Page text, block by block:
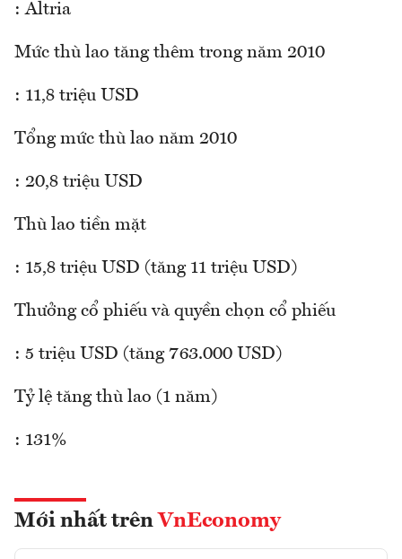
: Altria
Mức thù lao tăng thêm trong năm 2010
: 11,8 triệu USD
Tổng mức thù lao năm 2010
: 20,8 triệu USD
Thù lao tiền mặt
: 15,8 triệu USD (tăng 11 triệu USD)
Thưởng cổ phiếu và quyền chọn cổ phiếu
: 5 triệu USD (tăng 763.000 USD)
Tỷ lệ tăng thù lao (1 năm)
: 131%
Mới nhất trên VnEconomy